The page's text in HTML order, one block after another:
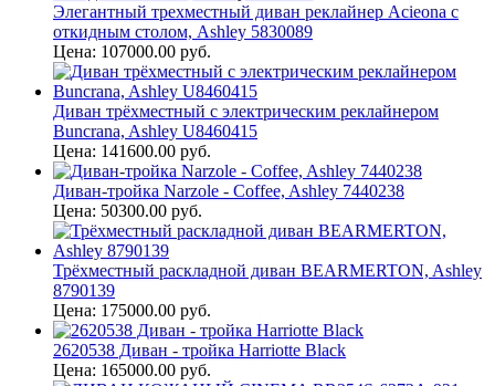
Элегантный трехместный диван реклайнер Acieona с
откидным столом, Ashley 5830089
Цена: 107000.00 руб.
Диван трёхместный с электрическим реклайнером
Buncrana, Ashley U8460415
Цена: 141600.00 руб.
Диван-тройка Narzole - Coffee, Ashley 7440238
Цена: 50300.00 руб.
Трёхместный раскладной диван BEARMERTON, Ashley
8790139
Цена: 175000.00 руб.
2620538 Диван - тройка Harriotte Black
Цена: 165000.00 руб.